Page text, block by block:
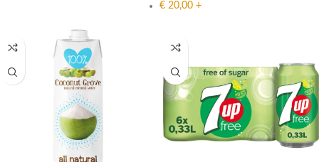
€ 20,00 +